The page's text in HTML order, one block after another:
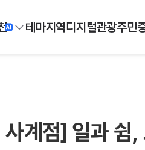
테마지역디지털관광주민
계점] 일과 쉼,